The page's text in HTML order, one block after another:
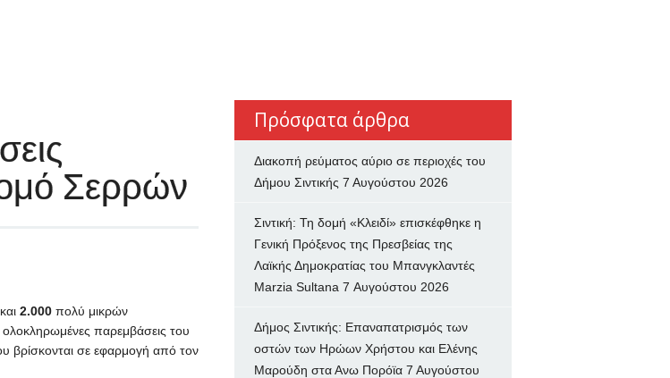
Σερρών
2.000πολύ μικρών
ολοκληρωμένες παρεμβάσεις του
σε εφαρμογή από τον
Πρόσφατα άρθρα
Διακοπή ρεύματος αύριο σε περιοχές του
Δήμου Σιντικής 7 Αυγούστου 2026
Σιντική: Τη δομή «Κλειδί» επισκέφθηκε η
Γενική Πρόξενος της Πρεσβείας της
Λαϊκής Δημοκρατίας του Μπανγκλαντές
Marzia Sultana 7 Αυγούστου 2026
Δήμος Σιντικής: Επαναπατρισμός των
oστών των Ηρώων Χρήστου και Ελένης
Μαρούδη στα Ανω Πορόϊα 7 Αυγούστου